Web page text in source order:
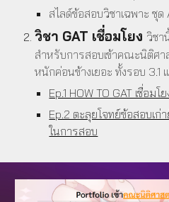
สไลด์ข้อสอบวิชาเฉพาะ ชุด
วิชา GAT เชื่อมโยง วิชา
สำหรับการสอบเข้าคณะนิติศา
หนักค่อนข้างเยอะ ทั้งรอบ 3.1
Ep.1 HOW TO GAT เชื่อมโย
Ep.2 ตะลุยโจทย์ข้อสอบเ
ในการสอบ